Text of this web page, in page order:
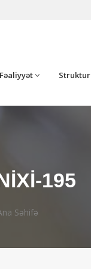
Struktur
195
Səhifə